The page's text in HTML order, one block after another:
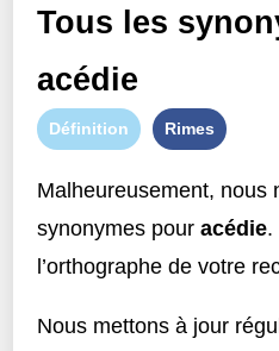
Tous les
acédie
Définition Rimes
Malheureusement, nous
synonymes pouracédie.
l’orthographe de votre
Nous mettons à jour